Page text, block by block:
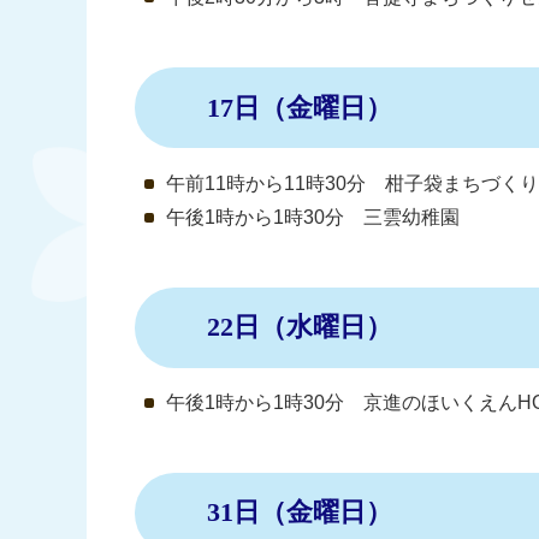
17日（金曜日）
午前11時から11時30分 柑子袋まちづく
午後1時から1時30分 三雲幼稚園
22日（水曜日）
午後1時から1時30分 京進のほいくえん
31日（金曜日）